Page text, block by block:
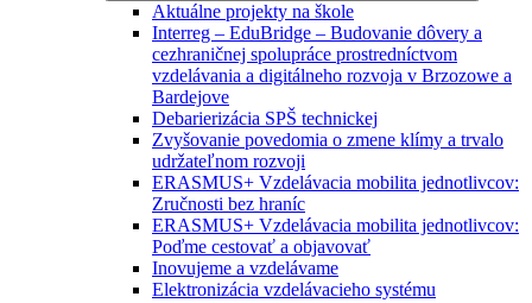
Aktuálne projekty na škole
Interreg – EduBridge – Budovanie dôvery a
cezhraničnej spolupráce prostredníctvom
vzdelávania a digitálneho rozvoja v Brzozowe a
Bardejove
Debarierizácia SPŠ technickej
Zvyšovanie povedomia o zmene klímy a trvalo
udržateľnom rozvoji
ERASMUS+ Vzdelávacia mobilita jednotlivcov:
Zručnosti bez hraníc
ERASMUS+ Vzdelávacia mobilita jednotlivcov:
Poďme cestovať a objavovať
Inovujeme a vzdelávame
Elektronizácia vzdelávacieho systému